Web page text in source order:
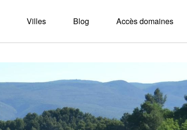
Villes Blog Accès domaines